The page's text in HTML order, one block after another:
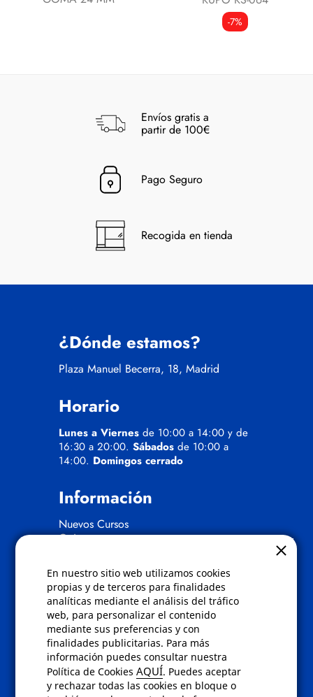
En nuestro sitio web utilizamos cookies
propias y de terceros para finalidades
analíticas mediante el análisis del tráfico
web, para personalizar el contenido
mediante sus preferencias y con
finalidades publicitarias. Para más
información puedes consultar nuestra
Política de CookiesAQUÍ. Puedes aceptar
y rechazar todas las cookies en bloque o
-7%
Envíos gratis a
partir de 100€
Pago Seguro
Recogida en tienda
¿Dónde estamos?
Plaza Manuel Becerra, 18, Madrid
Horario
Lunes a Viernes de 10:00 a 14:00 y de
16:30 a 20:00. Sábados de 10:00 a
14:00. Domingos cerrado
Información
Nuevos Cursos
Quienes somos
Políticas
Condiciones de compra
Aviso de privacidad
Cookies
Bajas comunicados comerciales
Derecho de desistimiento
Preguntas frecuentes